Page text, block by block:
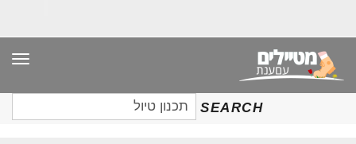
SEARCH
חיפוש
עבור: